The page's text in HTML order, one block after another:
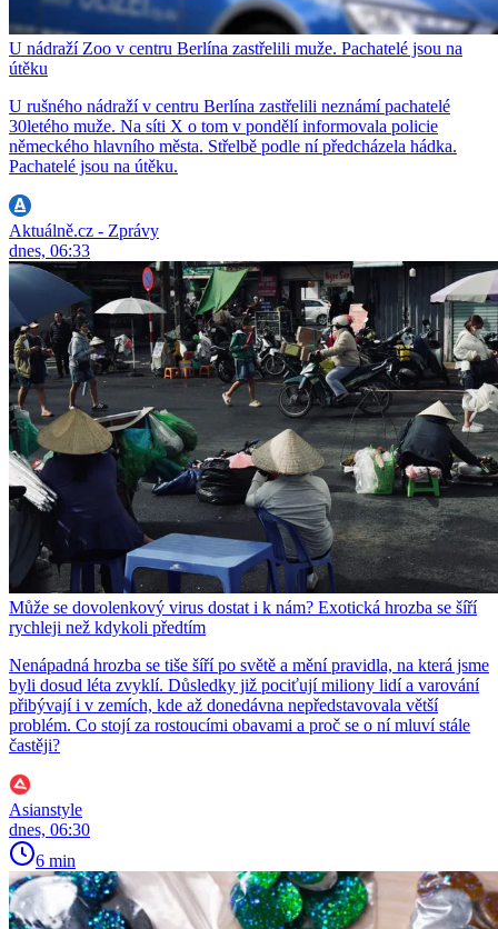
U nádraží Zoo v centru Berlína zastřelili muže. Pachatelé jsou na
útěku
U rušného nádraží v centru Berlína zastřelili neznámí pachatelé
30letého muže. Na síti X o tom v pondělí informovala policie
německého hlavního města. Střelbě podle ní předcházela hádka.
Pachatelé jsou na útěku.
Aktuálně.cz - Zprávy
dnes, 06:33
Může se dovolenkový virus dostat i k nám? Exotická hrozba se šíří
rychleji než kdykoli předtím
Nenápadná hrozba se tiše šíří po světě a mění pravidla, na která jsme
byli dosud léta zvyklí. Důsledky již pociťují miliony lidí a varování
přibývají i v zemích, kde až donedávna nepředstavovala větší
problém. Co stojí za rostoucími obavami a proč se o ní mluví stále
častěji?
Asianstyle
dnes, 06:30
6 min